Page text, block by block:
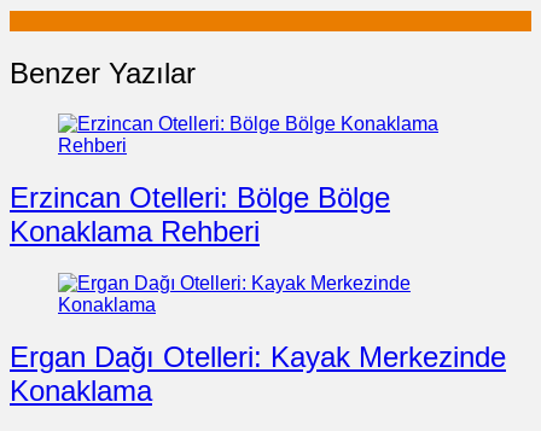
Benzer Yazılar
Erzincan Otelleri: Bölge Bölge
Konaklama Rehberi
Ergan Dağı Otelleri: Kayak Merkezinde
Konaklama